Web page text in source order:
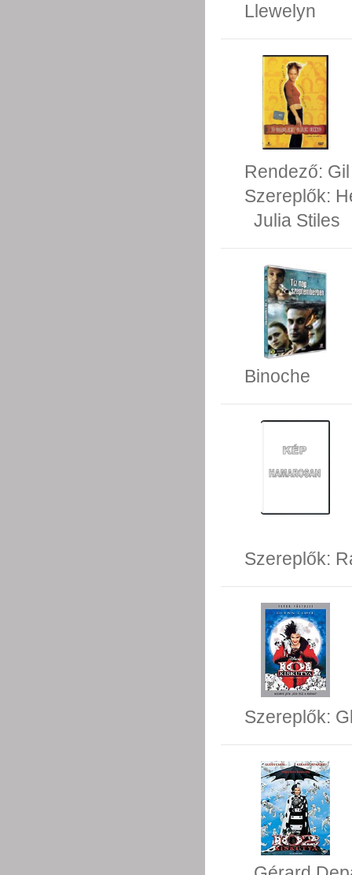
Llewelyn
Rendező:
Szereplők:
Julia Stiles
Binoche
Szereplők:
Szereplők: